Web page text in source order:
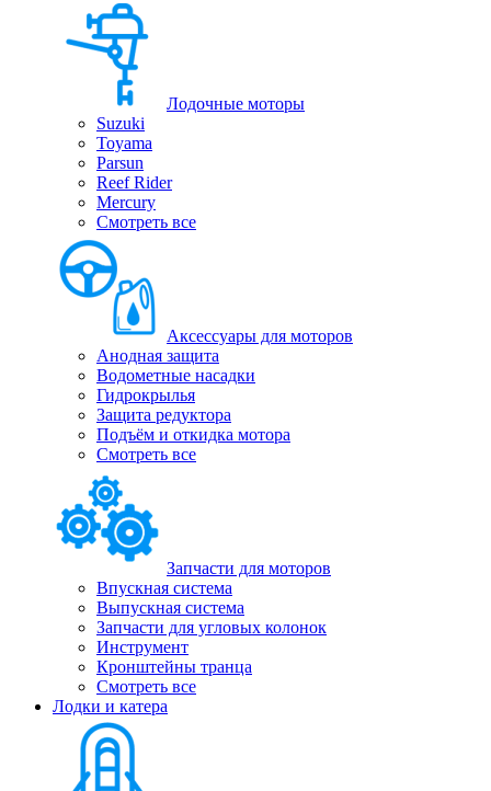
Лодочные моторы
Suzuki
Toyama
Parsun
Reef Rider
Mercury
Смотреть все
Аксессуары для моторов
Анодная защита
Водометные насадки
Гидрокрылья
Защита редуктора
Подъём и откидка мотора
Смотреть все
Запчасти для моторов
Впускная система
Выпускная система
Запчасти для угловых колонок
Инструмент
Кронштейны транца
Смотреть все
Лодки и катера